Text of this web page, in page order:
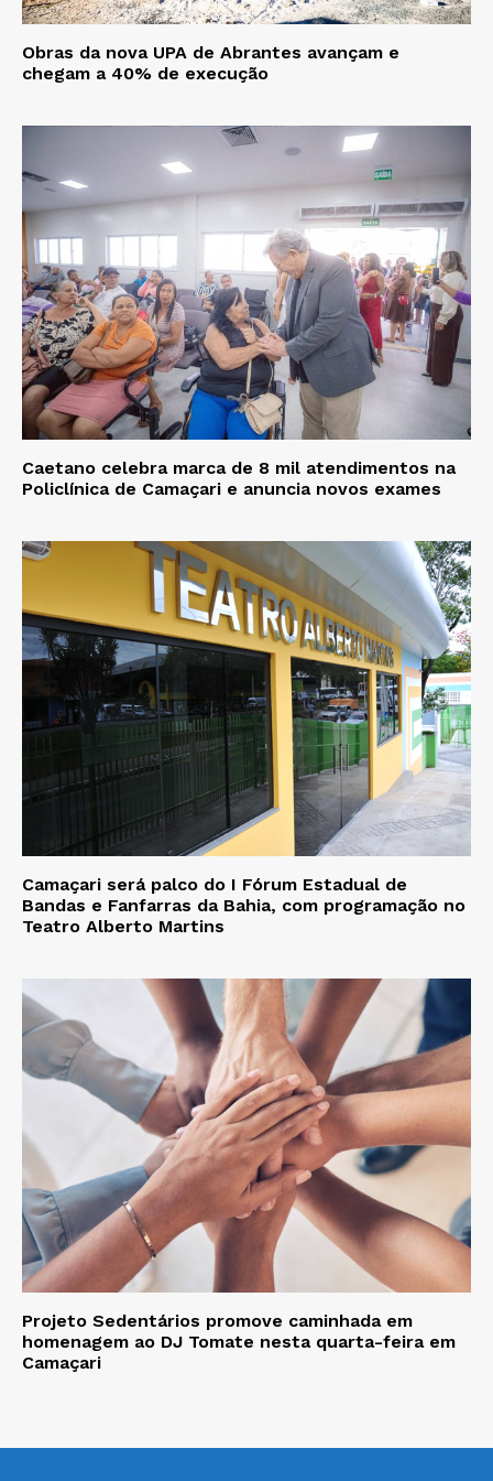
Obras da nova UPA de Abrantes avançam e
chegam a 40% de execução
Caetano celebra marca de 8 mil atendimentos na
Policlínica de Camaçari e anuncia novos exames
Camaçari será palco do I Fórum Estadual de
Bandas e Fanfarras da Bahia, com programação no
Teatro Alberto Martins
Projeto Sedentários promove caminhada em
homenagem ao DJ Tomate nesta quarta-feira em
Camaçari